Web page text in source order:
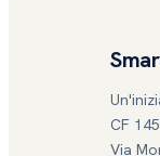
CF
Via